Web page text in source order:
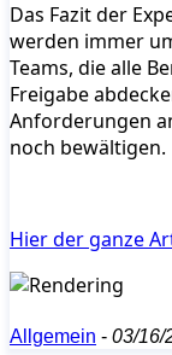
Das Fazit der
werden immer
Teams, die alle
Freigabe
Anforderungen
noch bewältigen.
Hier der ganze
Allgemein - 03/16/